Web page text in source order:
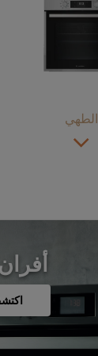
الطهي